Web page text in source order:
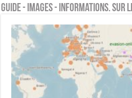
Guide - Images - Informations. Sur